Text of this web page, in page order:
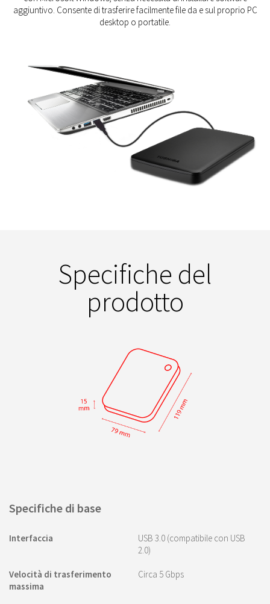
aggiuntivo. Consente di trasferire facilmente file da e sul proprio PC
desktop o portatile.
Specifiche del
prodotto
Specifiche di base
Interfaccia
USB 3.0 (compatibile con USB
2.0)
Velocità di trasferimento
massima
Circa 5 Gbps